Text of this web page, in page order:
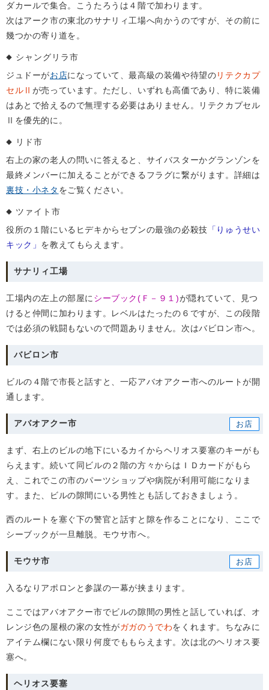
ダカールで集合。こうたろうは４階で加わります。
次はアーク市の東北のサナリィ工場へ向かうのですが、その前に
幾つかの寄り道を。
シャングリラ市
ジュドーがお店になっていて、最高級の装備や待望のリテクカプ
セルⅡ が売っています。ただし、いずれも高価であり、特に装備
はあとで拾えるので無理する必要はありません。リテクカプセル
Ⅱを優先的に。
リド市
右上の家の老人の問いに答えると、サイバスターかグランゾンを
最終メンバーに加えることができるフラグに繋がります。詳細は
裏技・小ネタ をご覧ください。
ツァイト市
役所の１階にいるヒデキからセブンの最強の必殺技 「りゅうせい
キック」 を教えてもらえます。
サナリィ工場
工場内の左上の部屋に シーブック(Ｆ－９１)が隠れていて、見つ
けると仲間に加わります。レベルはたったの６ですが、この段階
では必須の戦闘もないので問題ありません。次はバビロン市へ。
バビロン市
ビルの４階で市長と話すと、一応アバオアクー市へのルートが開
通します。
アバオアクー市
まず、右上のビルの地下にいるカイからヘリオス要塞のキーがも
らえます。続いて同ビルの２階の方々からはＩＤカードがもら
え、これでこの市のパーツショップや病院が利用可能になりま
す。また、ビルの隙間にいる男性とも話しておきましょう。
西のルートを塞ぐ下の警官と話すと隙を作ることになり、ここで
シーブックが一旦離脱。モウサ市へ。
モウサ市
入るなりアポロンと参謀の一幕が挟まります。
ここではアバオアクー市でビルの隙間の男性と話していれば、オ
レンジ色の屋根の家の女性がガガのうでわをくれます。ちなみに
アイテム欄にない限り何度でももらえます。次は北のヘリオス要
塞へ。
ヘリオス要塞